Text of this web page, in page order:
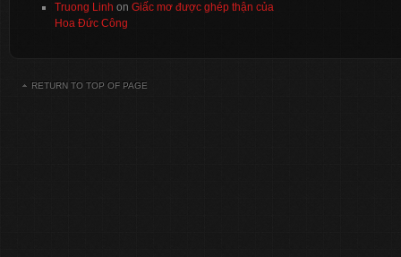
Truong Linh on Giấc mơ được ghép thận của
Hoa Đức Công
RETURN TO TOP OF PAGE